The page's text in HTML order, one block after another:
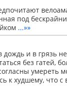
под
...»»
дождь и в грязь
без гатей,
умереть
к худшему, что